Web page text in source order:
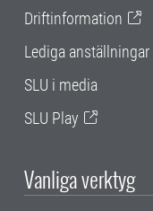
Driftinformation
Lediga anställningar
SLU i media
SLU Play
Vanliga verktyg